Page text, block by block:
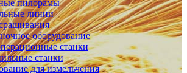
пилорамы
линии
оборудование
станки
станки
для измельчения